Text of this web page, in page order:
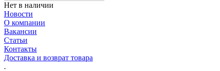
Нет в наличии
Новости
О компании
Вакансии
Статьи
Контакты
Доставка и возврат товара
.